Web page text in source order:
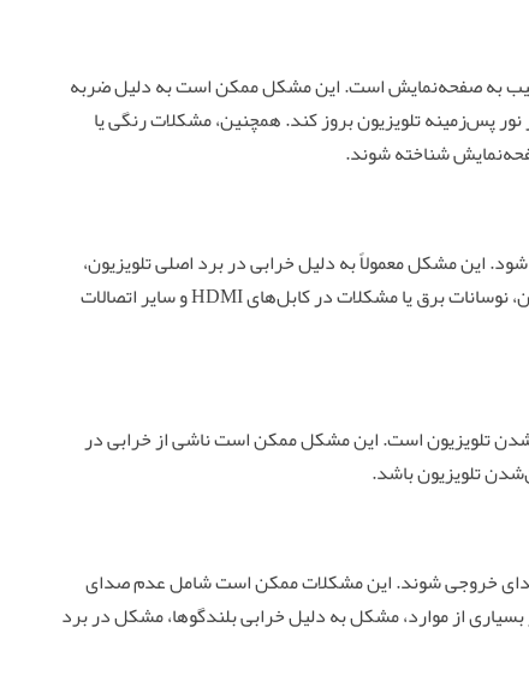
به صفحه‌نمایش است. این مشکل ممکن است به دلیل ضربه
پس‌زمینه تلویزیون بروز کند. همچنین، مشکلات رنگی یا
شناخته شوند.
این مشکل معمولاً به دلیل خرابی در برد اصلی تلویزیون،
برد پردازش تصویر، یا اتصالات ضعیف به وجود می‌آید. همچنین، نوسانات برق یا مشکلات در کابل‌های HDMI و سایر اتصالات
تلویزیون است. این مشکل ممکن است ناشی از خرابی در
تلویزیون باشد.
خروجی شوند. این مشکلات ممکن است شامل عدم صدای
از موارد، مشکل به دلیل خرابی بلندگوها، مشکل در برد